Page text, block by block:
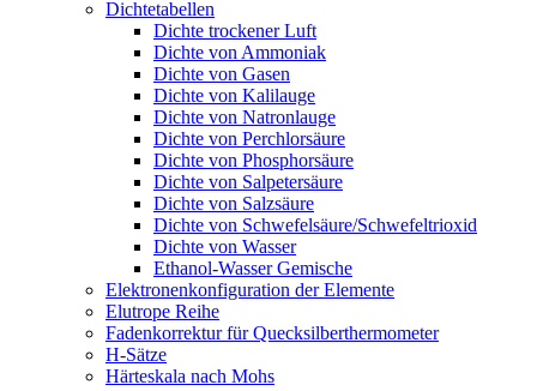
Dichtetabellen
Dichte trockener Luft
Dichte von Ammoniak
Dichte von Gasen
Dichte von Kalilauge
Dichte von Natronlauge
Dichte von Perchlorsäure
Dichte von Phosphorsäure
Dichte von Salpetersäure
Dichte von Salzsäure
Dichte von Schwefelsäure/Schwefeltrioxid
Dichte von Wasser
Ethanol-Wasser Gemische
Elektronenkonfiguration der Elemente
Elutrope Reihe
Fadenkorrektur für Quecksilberthermometer
H-Sätze
Härteskala nach Mohs